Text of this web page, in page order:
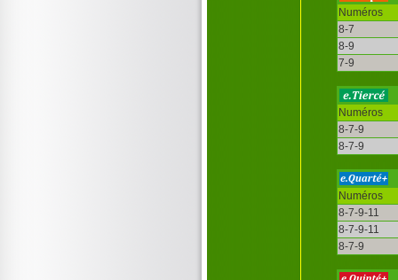
Numéros
8-7
8-9
7-9
Numéros
8-7-9
8-7-9
Numéros
8-7-9-11
8-7-9-11
8-7-9